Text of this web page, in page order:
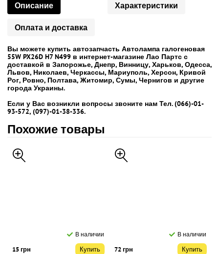
Описание Характеристики
Оплата и доставка
Вы можете купить автозапчасть Автолампа галогеновая
55W PX26D H7 N499 в интернет-магазине Лао Партс с
доставкой в Запорожье, Днепр, Винницу, Харьков, Одесса,
Львов, Николаев, Черкассы, Мариуполь, Херсон, Кривой
Рог, Ровно, Полтава, Житомир, Сумы, Чернигов и другие
города Украины.
Если у Вас возникли вопросы звоните нам Тел. (066)-01-
93-572, (097)-01-38-336.
Похожие товары
В наличии
15 грн Купить
В наличии
72 грн Купить